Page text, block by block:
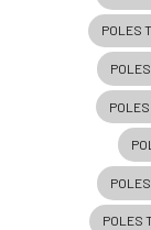
POLES
POLES